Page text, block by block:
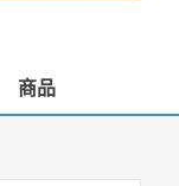
商品